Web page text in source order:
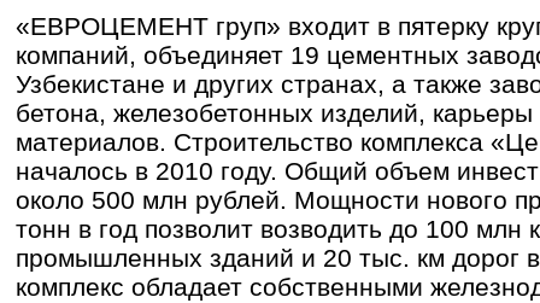
«ЕВРОЦЕМЕНТ груп» входит в пятерку
компаний, объединяет 19 цементных
Узбекистане и других странах, а также
бетона, железобетонных изделий,
материалов. Строительство комплекса
началось в 2010 году. Общий объем
около 500 млн рублей. Мощности нового
тонн в год позволит возводить до 100
промышленных зданий и 20 тыс. км дорог
комплекс обладает собственными